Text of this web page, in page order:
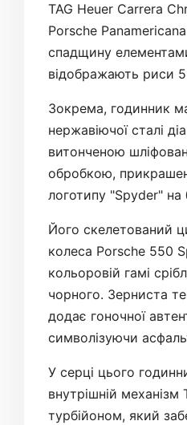
TAG Heuer Carrera
Porsche
спадщину
відображають риси
Зокрема, годинник
нержавіючої сталі
витонченою
обробкою,
логотипу "Spyder" на
Його скелетований
колеса Porsche 550
кольоровій гамі
чорного. Зерниста
додає гоночної
символізуючи
У серці цього
внутрішній
турбійоном, який